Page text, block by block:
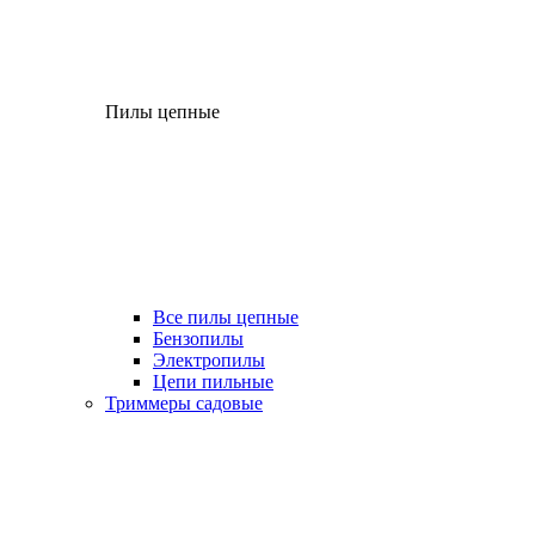
Пилы цепные
Все пилы цепные
Бензопилы
Электропилы
Цепи пильные
Триммеры садовые